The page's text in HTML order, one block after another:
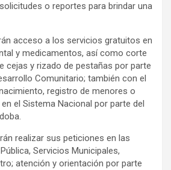
o reportes para brindar una
acceso a los servicios gratuitos en
y medicamentos, así como corte
cejas y rizado de pestañas por parte
Comunitario; también con el
registro de menores o
el Sistema Nacional por parte del
realizar sus peticiones en las
Servicios Municipales,
atención y orientación por parte